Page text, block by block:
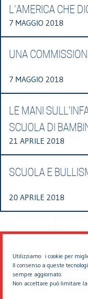
Utilizziamo i cookie per
Il consenso a queste
sempre aggiornato.
Non accettare può limitare
L'AMERICA CHE
7 MAGGIO 2018
UNA
7 MAGGIO 2018
LE MANI
SCUOLA DI
21 APRILE 2018
SCUOLA E
20 APRILE 2018